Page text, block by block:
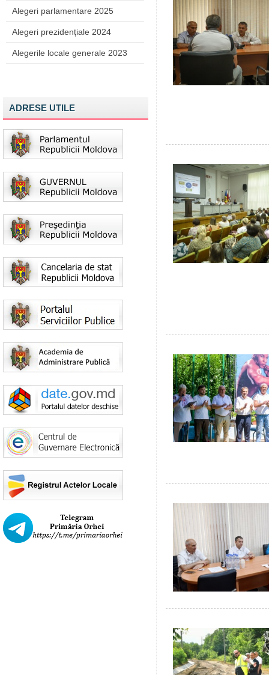
Alegeri parlamentare 2025
Alegeri prezidențiale 2024
Alegerile locale generale 2023
ADRESE UTILE